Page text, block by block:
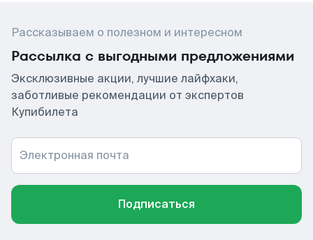
Рассказываем о полезном и интересном
Рассылка с выгодными предложениями
Эксклюзивные акции, лучшие лайфхаки,
заботливые рекомендации от экспертов
Купибилета
Электронная почта
Подписаться